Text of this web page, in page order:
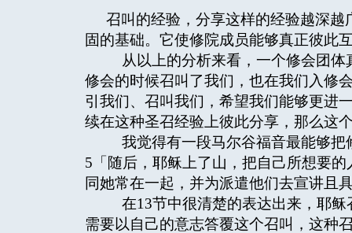
召叫的经验，分享这样的经验越深
固的基础。它使修院成员能够真正彼此
从以上的分析来看，一个修会团体
修会的时候召叫了我们，也在我们入修
引我们、召叫我们，希望我们能够更进
续在这种圣召经验上彼此分享，那么这
我觉得有一段马尔谷福音最能够把
5「随后，耶稣上了山，把自己所想要
同她常在一起，并为派遣他们去宣讲且
在13节中很清楚的表达出来，耶稣
需要以自己的意志答覆这个召叫，这种